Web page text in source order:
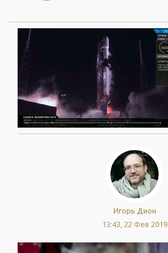
Игорь Дион
13:43, 22 Фев 2019